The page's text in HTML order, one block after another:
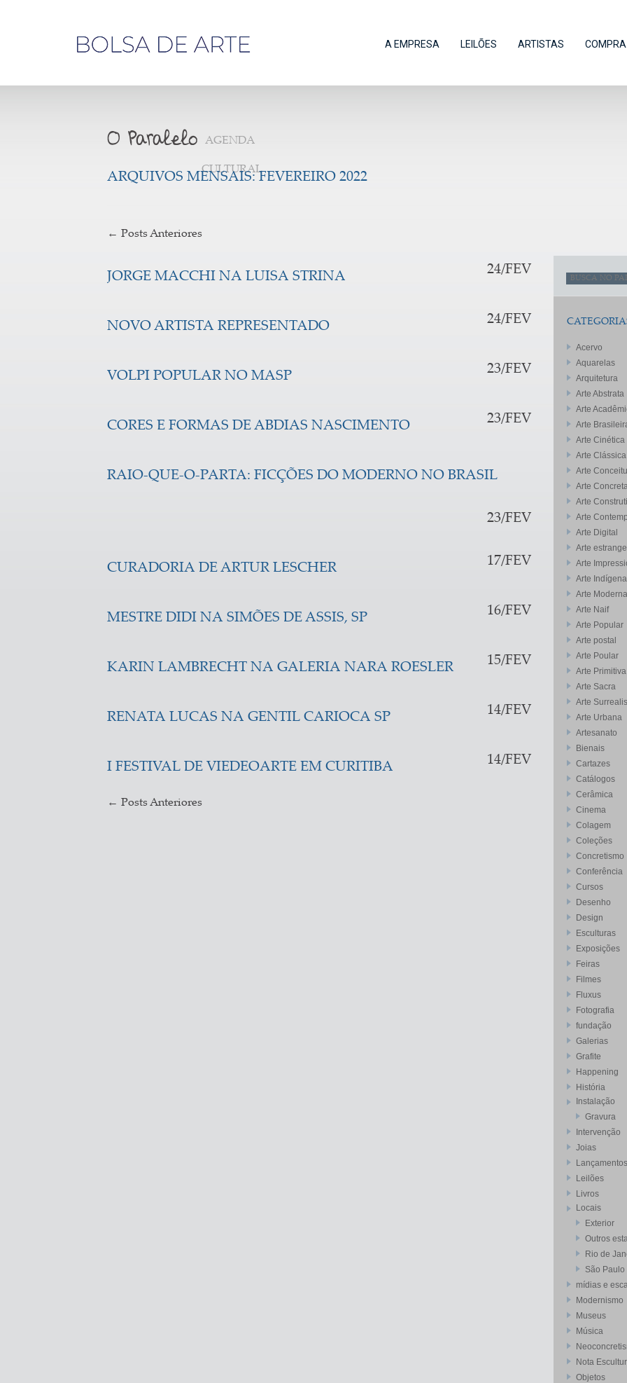
A EMPRESA LEILÕES ARTISTAS
AGENDA
CULTURAL
ARQUIVOS MENSAIS: FEVEREIRO 2022
← Posts Anteriores
JORGE MACCHI NA LUISA STRINA 24/FEV
NOVO ARTISTA REPRESENTADO 24/FEV
VOLPI POPULAR NO MASP 23/FEV
CORES E FORMAS DE ABDIAS NASCIMENTO 23/FEV
RAIO-QUE-O-PARTA: FICÇÕES DO MODERNO NO BRASIL
23/FEV
CURADORIA DE ARTUR LESCHER 17/FEV
MESTRE DIDI NA SIMÕES DE ASSIS, SP 16/FEV
KARIN LAMBRECHT NA GALERIA NARA ROESLER 15/FEV
RENATA LUCAS NA GENTIL CARIOCA SP 14/FEV
I FESTIVAL DE VIEDEOARTE EM CURITIBA 14/FEV
← Posts Anteriores
Acervo
Aquarelas
Arquitetura
Arte Abstrata
Arte
Arte
Arte Cinética
Arte Clássica
Arte
Arte
Arte
Arte
Arte Digital
Arte
Arte
Arte Indígena
Arte Moderna
Arte Naif
Arte Popular
Arte postal
Arte Poular
Arte Primitiva
Arte Sacra
Arte
Arte Urbana
Artesanato
Bienais
Cartazes
Catálogos
Cerâmica
Cinema
Colagem
Coleções
Concretismo
Conferência
Cursos
Desenho
Design
Esculturas
Exposições
Feiras
Filmes
Fluxus
Fotografia
fundação
Galerias
Grafite
Happening
História
Instalação
Gravura
Intervenção
Joias
Lançamentos
Leilões
Livros
Locais
Exterior
Outros
Rio de
São Paulo
mídias e
Modernismo
Museus
Música
Nota
Objetos